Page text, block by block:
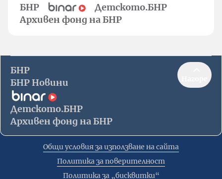
БНР
Детското.БНР
Архивен фонд на БНР
БНР
БНР Новини
Детското.БНР
Архивен фонд на БНР
Общи условия за използване на сайта
Политика за поверителност
Политика за „бисквитки“